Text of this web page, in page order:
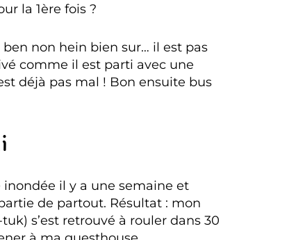
la 1ère fois ?
ben non hein bien sur… il est pas
comme il est parti avec une
déjà pas mal ! Bon ensuite bus
inondée il y a une semaine et
de partout. Résultat : mon
s’est retrouvé à rouler dans 30